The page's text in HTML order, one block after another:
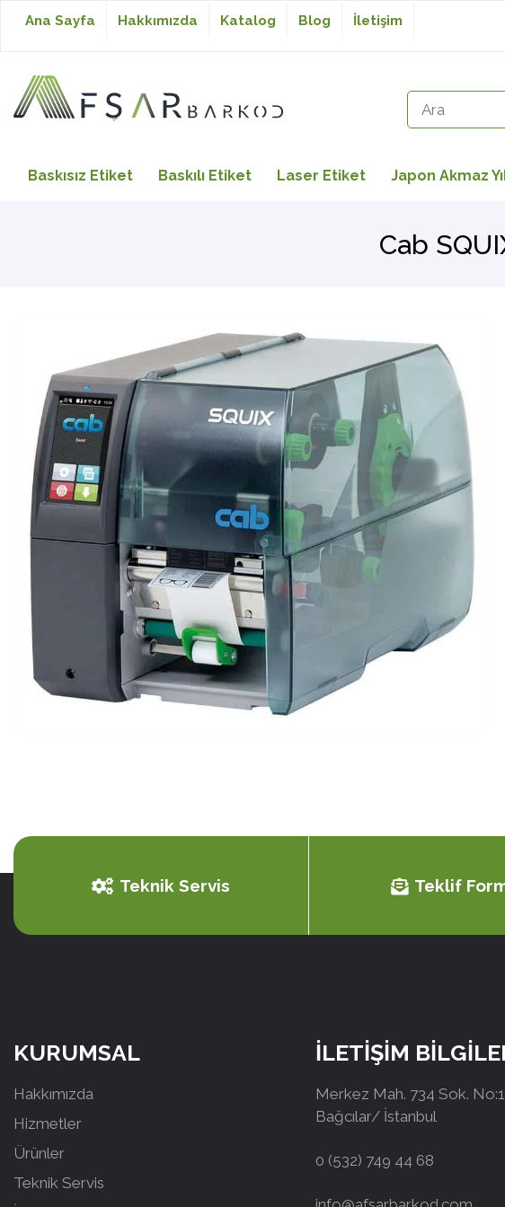
Baskısız Etiket
Japon Akmaz Yıkama
Talimatı
Ribon
Barkod Yazıcı
Barkod Okuyucu
El Terminali
Ana Sayfa Hakkımızda Katalog Blog
İletişim
Baskısız Etiket Baskılı Etiket Laser Etiket Japon Akmaz
Cab
Teknik Servis Teklif
KURUMSAL
Hakkımızda
Hizmetler
Ürünler
Teknik Servis
İLETİŞİM
Merkez Mah. 734 Sok.
Bağcılar/ İstanbul
0 (532) 749 44 68